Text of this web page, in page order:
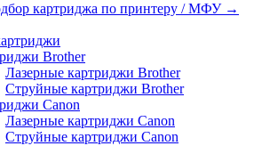
картриджа по принтеру / МФУ →
Brother
Лазерные картриджи Brother
Струйные картриджи Brother
Canon
Лазерные картриджи Canon
Струйные картриджи Canon